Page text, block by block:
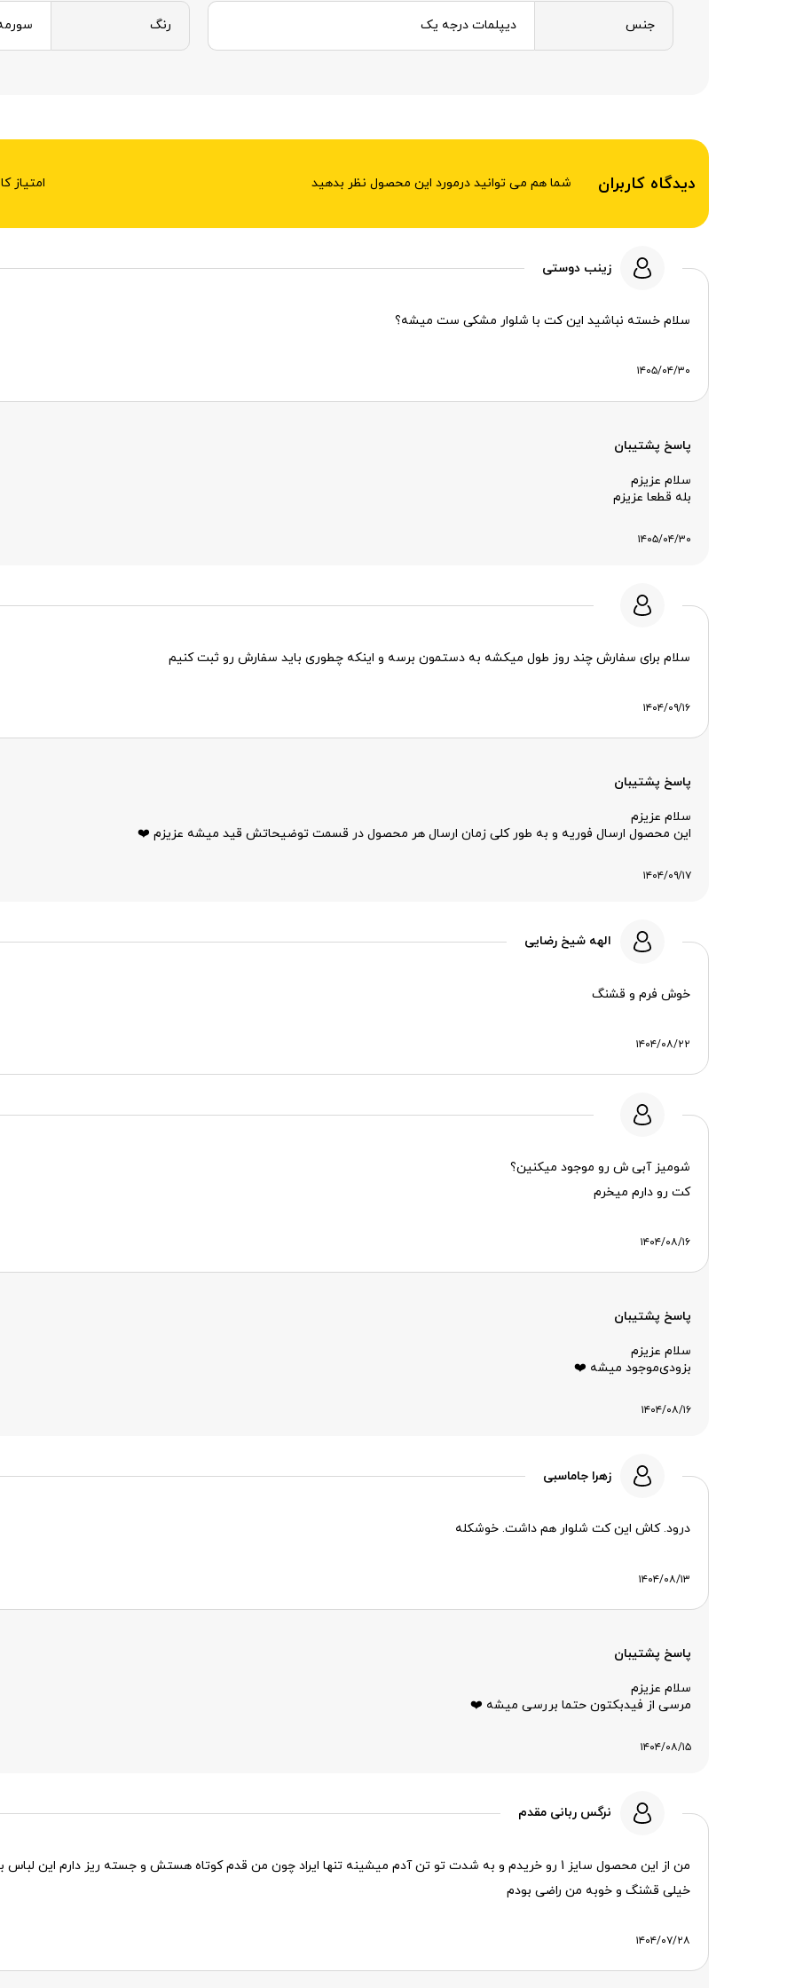
جنس دیپلمات درجه یک رنگ
دیدگاه کاربران شما هم می توانید درمورد این محصول نظر بدهید امتیاز
زینب دوستی
سلام خسته نباشید این کت با شلوار مشکی ست میشه؟
۱۴۰۵/۰۴/۳۰
پاسخ پشتیبان
سلام عزیزم
بله قطعا عزیزم
۱۴۰۵/۰۴/۳۰
سلام برای سفارش چند روز طول میکشه به دستمون برسه و اینکه چطوری باید سفارش رو ثبت کنیم
۱۴۰۴/۰۹/۱۶
پاسخ پشتیبان
سلام عزیزم
این محصول ارسال فوریه و به طور کلی زمان ارسال هر محصول در قسمت توضیحاتش قید میشه عزیزم ❤️
۱۴۰۴/۰۹/۱۷
الهه شیخ رضایی
خوش فرم و قشنگ
۱۴۰۴/۰۸/۲۲
شومیز آبی ش رو موجود میکنین؟
کت رو دارم میخرم
۱۴۰۴/۰۸/۱۶
پاسخ پشتیبان
سلام عزیزم
بزودی‌موجود میشه ❤️
۱۴۰۴/۰۸/۱۶
زهرا جاماسبی
درود. کاش این کت شلوار هم داشت. خوشکله
۱۴۰۴/۰۸/۱۳
پاسخ پشتیبان
سلام عزیزم
مرسی از فیدبکتون حتما بررسی میشه ❤️
۱۴۰۴/۰۸/۱۵
نرگس ربانی مقدم
من از این محصول سایز 1 رو خریدم و به شدت تو تن آدم میشینه تنها ایراد چون من قدم کوتاه هستش و جسته ریز دارم
خیلی قشنگ و خوبه من راضی بودم
۱۴۰۴/۰۷/۲۸